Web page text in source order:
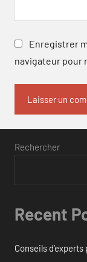
Enregistrer
navigateur pour
Rechercher
Recent
Conseils